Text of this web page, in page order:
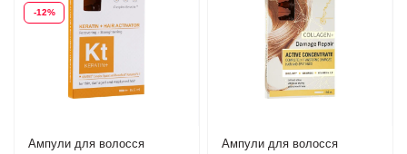
-12%
Ампули для волосся
Ампули для волосся